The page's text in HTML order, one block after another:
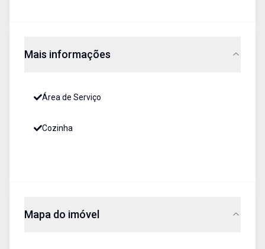
Mais informações
Área de Serviço
Cozinha
Mapa do imóvel